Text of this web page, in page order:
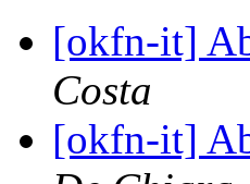
[okfn-it]
Costa
[okfn-it]